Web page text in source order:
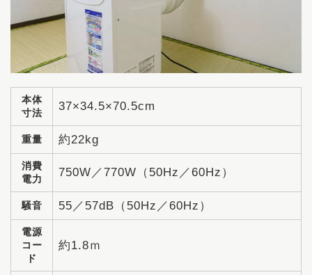
本体
寸法
37×34.5×70.5cm
重量 約22kg
消費
電力
750W／770W（50Hz／60Hz）
騒音 55／57dB（50Hz／60Hz）
電源
コー
ド
約1.8ｍ